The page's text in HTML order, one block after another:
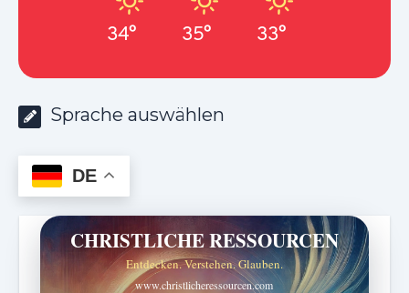
34° 35° 33°
Sprache auswählen
DE
CHRISTLICHE RESSOURCEN
Entdecken. Verstehen. Glauben.
www.christlicheressourcen.com